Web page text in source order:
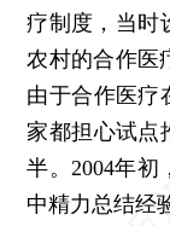
疗制度，当时
农村的合作医
由于合作医疗
家都担心试点
半。2004年
中精力总结经